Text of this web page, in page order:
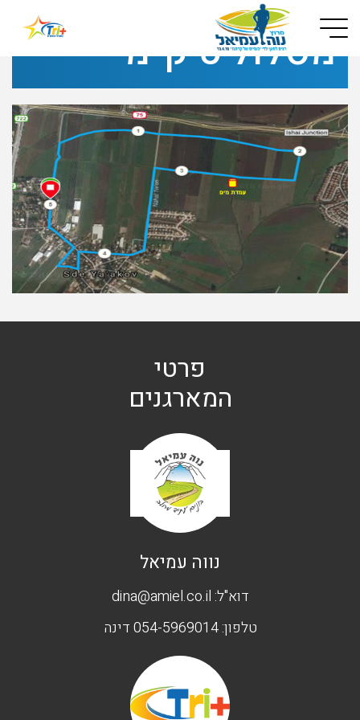
Button used only for devices with a small screen
מסלול 5 ק"מ
פרטי
המארגנים
נווה עמיאל
דוא"ל: dina@amiel.co.il
טלפון:054-5969014 דינה